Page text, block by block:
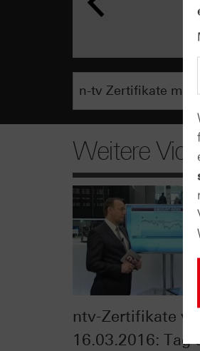
Weitere
ntv-Zertifikate
16.03.2016: Tag